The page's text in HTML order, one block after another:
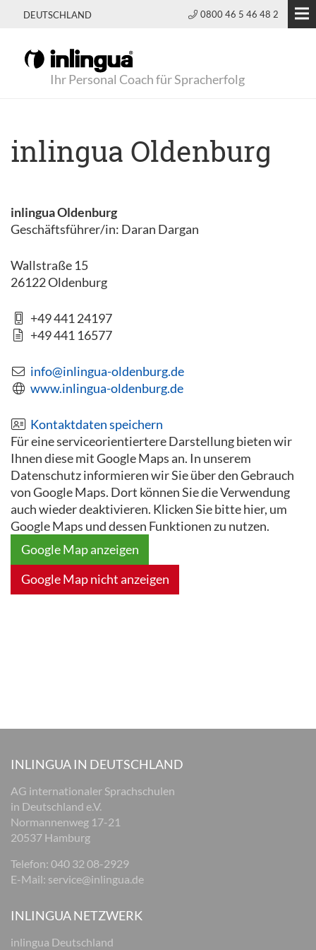
DEUTSCHLAND 0800 46 5 46 48 2
Ihr Personal Coach für Spracherfolg
inlingua Oldenburg
inlingua Oldenburg
Geschäftsführer/in: Daran Dargan
Wallstraße 15
26122 Oldenburg
+49 441 24197
+49 441 16577
info@inlingua-oldenburg.de
www.inlingua-oldenburg.de
Kontaktdaten speichern
Für eine serviceorientiertere Darstellung bieten wir
Ihnen diese mit Google Maps an. In unserem
Datenschutz informieren wir Sie über den Gebrauch
von Google Maps. Dort können Sie die Verwendung
auch wieder deaktivieren. Klicken Sie bitte hier, um
Google Maps und dessen Funktionen zu nutzen.
Google Map anzeigen
Google Map nicht anzeigen
INLINGUA IN DEUTSCHLAND
AG internationaler Sprachschulen
in Deutschland e.V.
Normannenweg 17-21
20537 Hamburg
Telefon: 040 32 08-2929
E-Mail: service@inlingua.de
INLINGUA NETZWERK
inlingua Deutschland